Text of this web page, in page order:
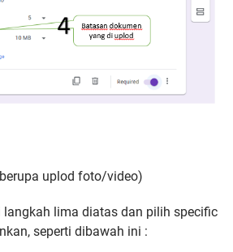
uplod foto/video)
lima diatas dan pilih specific
seperti dibawah ini :